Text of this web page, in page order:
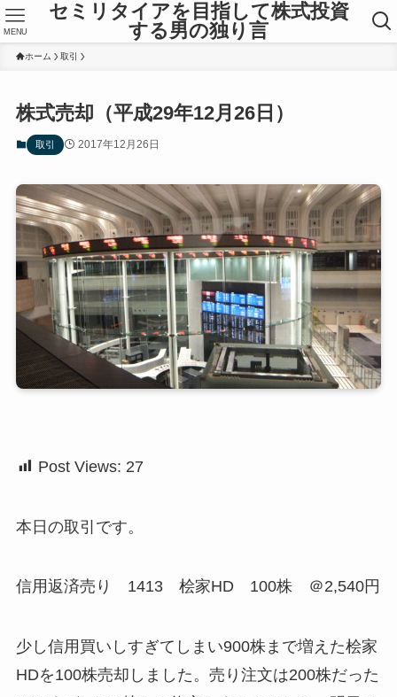
セミリタイアを目指して株式投資
する男の独り言
MENU
ホーム 取引
株式売却（平成29年12月26日）
取引 2017年12月26日
Post Views: 27
本日の取引です。
信用返済売り 1413 桧家HD 100株 ＠2,540円
少し信用買いしすぎてしまい900株まで増えた桧家
HDを100株売却しました。売り注文は200株だった